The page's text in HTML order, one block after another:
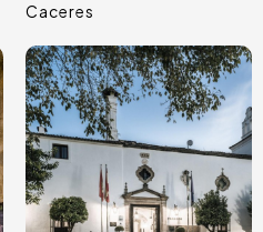
Caceres
Image